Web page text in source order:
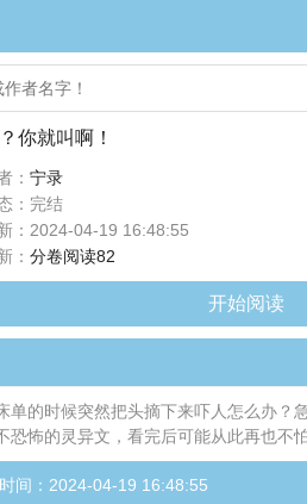
你就叫啊！
： 宁录
：完结
：2024-04-19 16:48:55
： 分卷阅读82
开始阅读
单的时候突然把头摘下来吓人怎么
的灵异文，看完后可能从此再也不怕
间：2024-04-19 16:48:55